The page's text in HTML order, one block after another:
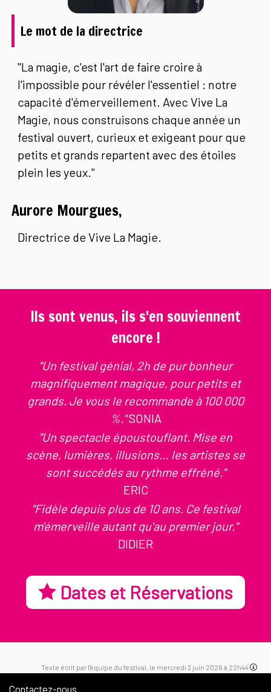
Le mot de la directrice
"La magie, c'est l'art de faire croire à
l'impossible pour révéler l'essentiel : notre
capacité d'émerveillement. Avec Vive La
Magie, nous construisons chaque année un
festival ouvert, curieux et exigeant pour que
petits et grands repartent avec des étoiles
plein les yeux."
Aurore Mourgues,
Directrice de Vive La Magie.
Ils sont venus, ils s'en souviennent
encore !
"Un festival génial, 2h de pur bonheur
magnifiquement magique, pour petits et
grands. Je vous le recommande à 100 000
%."SONIA
"Un spectacle époustouflant. Mise en
scène, lumières, illusions… les artistes se
sont succédés au rythme effréné."
ERIC
"Fidèle depuis plus de 10 ans. Ce festival
m'émerveille autant qu'au premier jour."
DIDIER
Dates et Réservations
Texte écrit par l'équipe du festival, le mercredi 3 juin 2026 à 22h44
Contactez-nous